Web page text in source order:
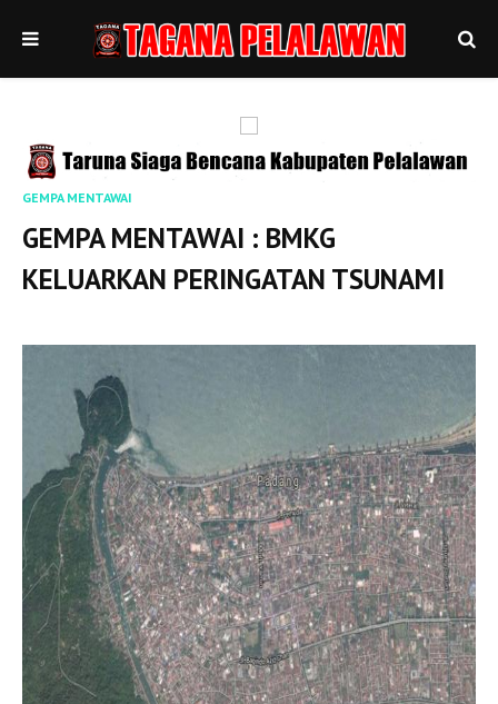
GEMPA MENTAWAI
GEMPA MENTAWAI : BMKG
KELUARKAN PERINGATAN TSUNAMI